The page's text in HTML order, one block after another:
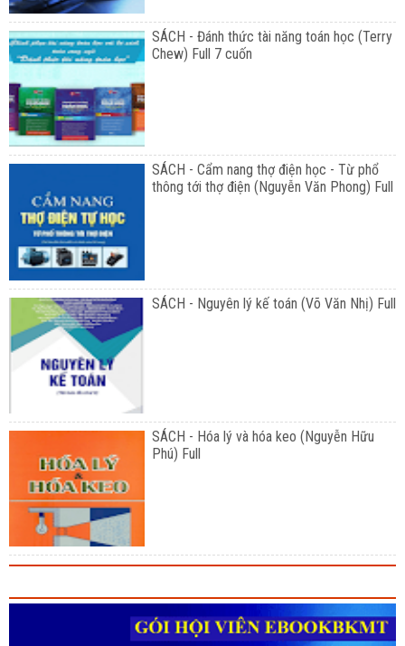
SÁCH - Đánh thức tài năng toán học (Terry
Chew) Full 7 cuốn
SÁCH - Cẩm nang thợ điện học - Từ phổ
thông tới thợ điện (Nguyễn Văn Phong) Full
SÁCH - Nguyên lý kế toán (Võ Văn Nhị) Full
SÁCH - Hóa lý và hóa keo (Nguyễn Hữu
Phú) Full